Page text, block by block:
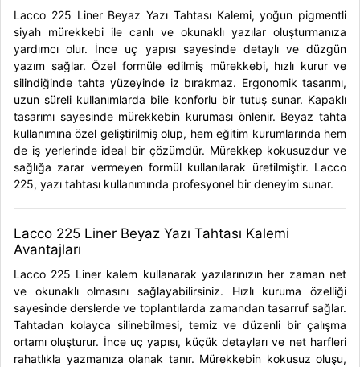
Lacco 225 Liner Beyaz Yazı Tahtası Kalemi, yoğun pigmentli
siyah mürekkebi ile canlı ve okunaklı yazılar oluşturmanıza
yardımcı olur. İnce uç yapısı sayesinde detaylı ve düzgün
yazım sağlar. Özel formüle edilmiş mürekkebi, hızlı kurur ve
silindiğinde tahta yüzeyinde iz bırakmaz. Ergonomik tasarımı,
uzun süreli kullanımlarda bile konforlu bir tutuş sunar. Kapaklı
tasarımı sayesinde mürekkebin kuruması önlenir. Beyaz tahta
kullanımına özel geliştirilmiş olup, hem eğitim kurumlarında hem
de iş yerlerinde ideal bir çözümdür. Mürekkep kokusuzdur ve
sağlığa zarar vermeyen formül kullanılarak üretilmiştir. Lacco
225, yazı tahtası kullanımında profesyonel bir deneyim sunar.
Lacco 225 Liner Beyaz Yazı Tahtası Kalemi
Avantajları
Lacco 225 Liner kalem kullanarak yazılarınızın her zaman net
ve okunaklı olmasını sağlayabilirsiniz. Hızlı kuruma özelliği
sayesinde derslerde ve toplantılarda zamandan tasarruf sağlar.
Tahtadan kolayca silinebilmesi, temiz ve düzenli bir çalışma
ortamı oluşturur. İnce uç yapısı, küçük detayları ve net harfleri
rahatlıkla yazmanıza olanak tanır. Mürekkebin kokusuz oluşu,